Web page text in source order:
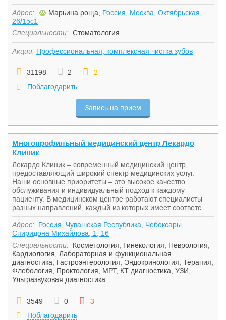
Адрес: Марьина роща, Россия, Москва, Октябрьская,
26/15с1
Специальности: Стоматология
Акции: Профессиональная, комплексная чистка зубов
31198 2
2
Поблагодарить
Запись на прием
Многопрофильный медицинский центр Лекардо
Клиник
Лекардо Клиник – современный медицинский центр,
предоставляющий широкий спектр медицинских услуг.
Наши основные приоритеты – это высокое качество
обслуживания и индивидуальный подход к каждому
пациенту. В медицинском центре работают специалисты
разных направлений, каждый из которых имеет соответс...
Адрес:
Россия, Чувашская Республика, Чебоксары,
Спиридона Михайлова, 1, 16
Специальности:
Косметология Гинекология Неврология
Кардиология
Лабораторная и функциональная
диагностика
Гастроэнтерология Эндокринология Терапия
Флебология
Проктология МРТ, КТ диагностика УЗИ
Ультразвуковая диагностика
3549 0
3
Поблагодарить